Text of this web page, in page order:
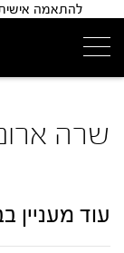
להתאמה אישית
שרה
עוד מעניין